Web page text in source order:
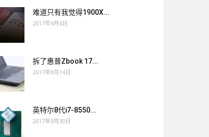
难道只有我觉得1900X...
2017年9月4日
拆了惠普Zbook 17...
2017年8月14日
英特尔8代i7-8550...
2017年9月30日